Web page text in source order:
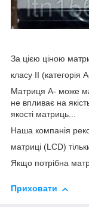
За цією ціною
класу II (категорія
Матриця А- може
не впливає на
якості матриць...
Наша компанія
матриці (LCD)
Якщо потрібна
Приховати